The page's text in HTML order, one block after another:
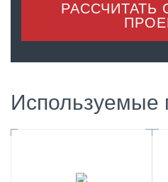
РАССЧИТАТЬ
Используемые